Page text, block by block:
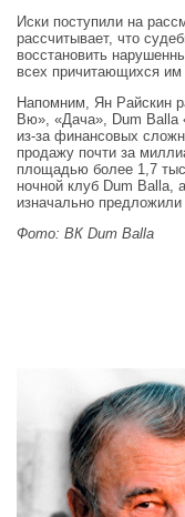
Иски поступили на
рассчитывает, что
восстановить
всех причитающихся им
Напомним, Ян Райскин
Вю», «Дача», Dum Balla
из-за финансовых
продажу почти за
площадью более 1,7
ночной клуб Dum Balla,
изначально
Фото: ВК Dum Balla